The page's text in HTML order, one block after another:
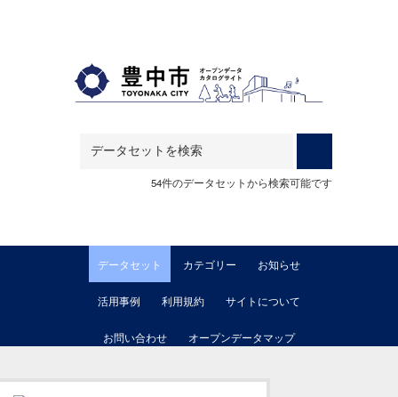
54件のデータセットから検索可能です
データセット カテゴリー お知らせ
活用事例 利用規約 サイトについて
お問い合わせ オープンデータマップ